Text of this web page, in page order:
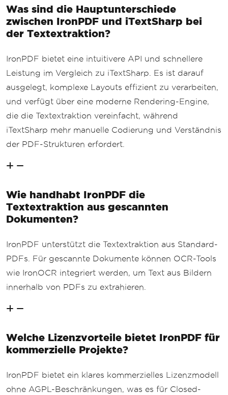
Was sind die Hauptunterschiede
zwischen IronPDF und iTextSharp bei
der Textextraktion?
IronPDF bietet eine intuitivere API und schnellere
Leistung im Vergleich zu iTextSharp. Es ist darauf
ausgelegt, komplexe Layouts effizient zu verarbeiten,
und verfügt über eine moderne Rendering-Engine,
die die Textextraktion vereinfacht, während
iTextSharp mehr manuelle Codierung und Verständnis
der PDF-Strukturen erfordert.
Wie handhabt IronPDF die
Textextraktion aus gescannten
Dokumenten?
IronPDF unterstützt die Textextraktion aus Standard-
PDFs. Für gescannte Dokumente können OCR-Tools
wie IronOCR integriert werden, um Text aus Bildern
innerhalb von PDFs zu extrahieren.
Welche Lizenzvorteile bietet IronPDF für
kommerzielle Projekte?
IronPDF bietet ein klares kommerzielles Lizenzmodell
ohne AGPL-Beschränkungen, was es für Closed-